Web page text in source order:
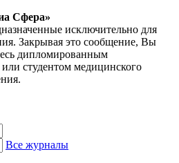
Сфера»
исключительно для
Закрывая это сообщение, Вы
дипломированным
студентом медицинского
Все журналы